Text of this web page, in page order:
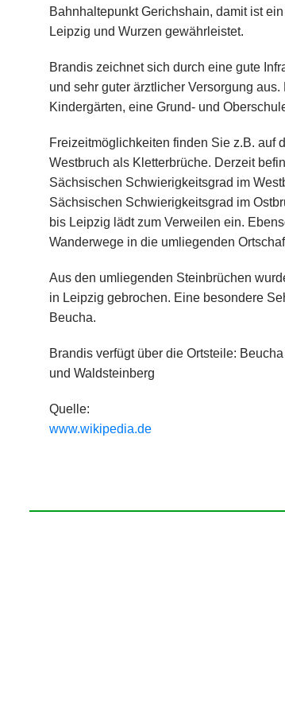
Bahnhaltepunkt Gerichshain, damit ist
Leipzig und Wurzen gewährleistet.
Brandis zeichnet sich durch eine gute
und sehr guter ärztlicher Versorgung
Kindergärten, eine Grund- und
Freizeitmöglichkeiten finden Sie z.B. auf
Westbruch als Kletterbrüche. Derzeit
Sächsischen Schwierigkeitsgrad im
Sächsischen Schwierigkeitsgrad im
bis Leipzig lädt zum Verweilen ein.
Wanderwege in die umliegenden
Aus den umliegenden Steinbrüchen
in Leipzig gebrochen. Eine besondere
Beucha.
Brandis verfügt über die Ortsteile:
und Waldsteinberg
Quelle:
www.wikipedia.de